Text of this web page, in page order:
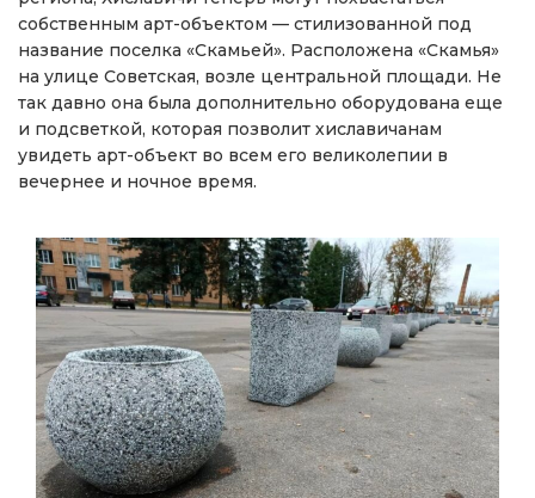
собственным арт-объектом — стилизованной под
название поселка «Скамьей». Расположена «Скамья»
на улице Советская, возле центральной площади. Не
так давно она была дополнительно оборудована еще
и подсветкой, которая позволит хиславичанам
увидеть арт-объект во всем его великолепии в
вечернее и ночное время.